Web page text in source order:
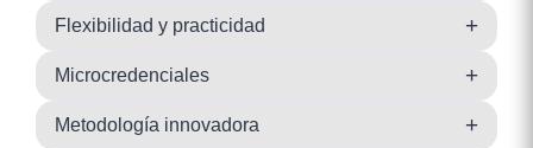
Flexibilidad y practicidad +
Microcredenciales +
Metodología innovadora +